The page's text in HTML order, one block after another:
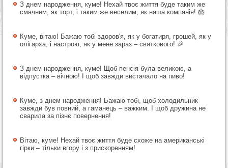
З днем народження, куме! Нехай твоє життя буде таким же
смачним, як торт, і таким же веселим, як наша компанія! 🎂
Куме, вітаю! Бажаю тобі здоров'я, як у богатиря, грошей, як у
олігарха, і настрою, як у мене зараз – святкового! 🎉
З днем народження, куме! Щоб пенсія була великою, а
відпустка – вічною! І щоб завжди вистачало на пиво!
Куме, з днем народження! Бажаю тобі, щоб холодильник
завжди був повний, а гаманець – важким. І щоб дружина не
сварила за пізнє повернення!
Вітаю, куме! Нехай твоє життя буде схоже на американські
гірки – тільки вгору і з прискоренням!